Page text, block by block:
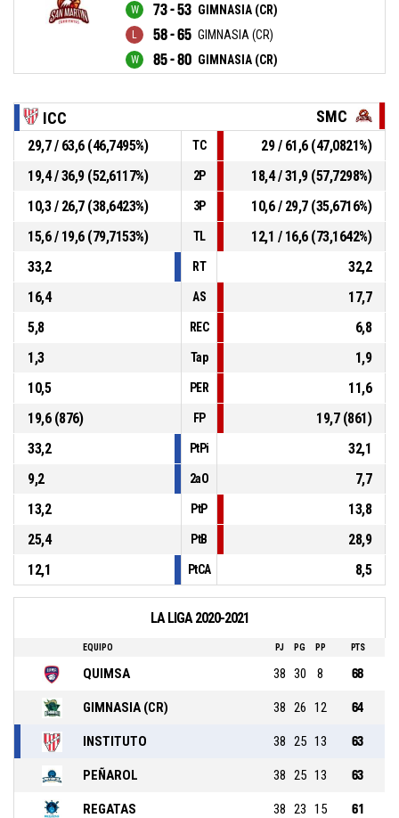
73 - 53 GIMNASIA (CR)
58 - 65 GIMNASIA (CR)
85 - 80 GIMNASIA (CR)
ICC SMC
29,7 / 63,6 (46,7495%) TC
29 / 61,6 (47,0821%)
19,4 / 36,9 (52,6117%)
2P
18,4 / 31,9 (57,7298%)
10,3 / 26,7 (38,6423%)
3P
10,6 / 29,7 (35,6716%)
15,6 / 19,6 (79,7153%)
TL
12,1 / 16,6 (73,1642%)
33,2
RT
32,2
16,4
AS
17,7
5,8
REC
6,8
1,3
Tap
1,9
10,5
PER
11,6
19,6 (876)
FP
19,7 (861)
33,2
PtPi
32,1
9,2
2aO
7,7
13,2
PtP
13,8
25,4
PtB
28,9
12,1
PtCA 8,5
LA LIGA 2020-2021
EQUIPO PJ PG PP PTS
QUIMSA 38 30 8 68
GIMNASIA (CR) 38 26 12 64
INSTITUTO 38 25 13 63
PEÑAROL 38 25 13 63
REGATAS 38 23 15 61